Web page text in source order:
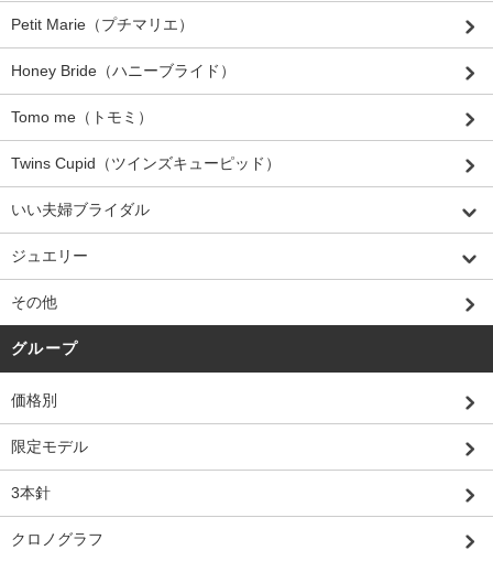
Petit Marie（プチマリエ）
Honey Bride（ハニーブライド）
Tomo me（トモミ）
Twins Cupid（ツインズキューピッド）
いい夫婦ブライダル
ジュエリー
その他
グループ
価格別
限定モデル
3本針
クロノグラフ